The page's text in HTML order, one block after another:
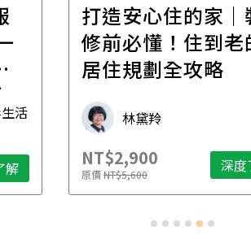
活
解
打造安心住的家｜
修前必懂！住到老
居住規劃全攻略
林黛羚
NT$2,900
原價NT$5,600 深度